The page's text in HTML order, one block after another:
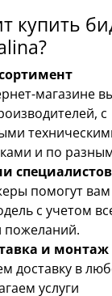
купить
магазине
с
и по
специалистов
помогут вам
с учетом
пожеланий.
и монтаж
доставку в
услуги